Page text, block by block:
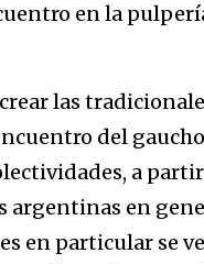
en la
las
del
a
argentinas en
en particular se